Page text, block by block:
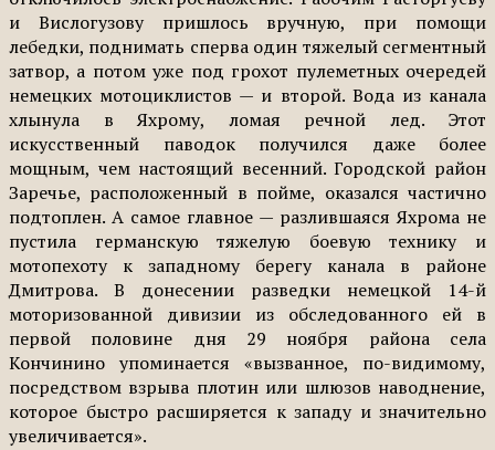
и Вислогузову пришлось вручную, при помощи
лебедки, поднимать сперва один тяжелый сегментный
затвор, а потом уже под грохот пулеметных очередей
немецких мотоциклистов — и второй. Вода из канала
хлынула в Яхрому, ломая речной лед. Этот
искусственный паводок получился даже более
мощным, чем настоящий весенний. Городской район
Заречье, расположенный в пойме, оказался частично
подтоплен. А самое главное — разлившаяся Яхрома не
пустила германскую тяжелую боевую технику и
мотопехоту к западному берегу канала в районе
Дмитрова. В донесении разведки немецкой 14-й
моторизованной дивизии из обследованного ей в
первой половине дня 29 ноября района села
Кончинино упоминается «вызванное, по-видимому,
посредством взрыва плотин или шлюзов наводнение,
которое быстро расширяется к западу и значительно
увеличивается».